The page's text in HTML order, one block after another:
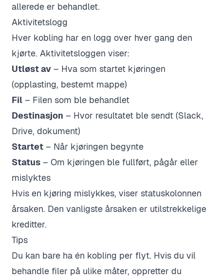
allerede er behandlet.
Aktivitetslogg
Hver kobling har en logg over hver gang den
kjørte. Aktivitetsloggen viser:
Utløst av – Hva som startet kjøringen
(opplasting, bestemt mappe)
Fil – Filen som ble behandlet
Destinasjon – Hvor resultatet ble sendt (Slack,
Drive, dokument)
Startet – Når kjøringen begynte
Status – Om kjøringen ble fullført, pågår eller
mislyktes
Hvis en kjøring mislykkes, viser statuskolonnen
årsaken. Den vanligste årsaken er utilstrekkelige
kreditter.
Tips
Du kan bare ha én kobling per flyt. Hvis du vil
behandle filer på ulike måter, oppretter du